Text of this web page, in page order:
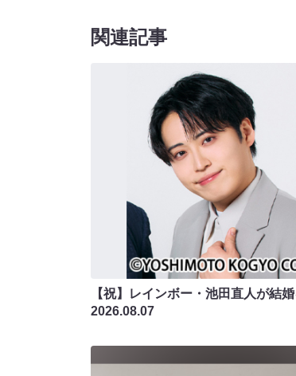
関連記事
【祝】レインボー・池田直人が結
2026.08.07